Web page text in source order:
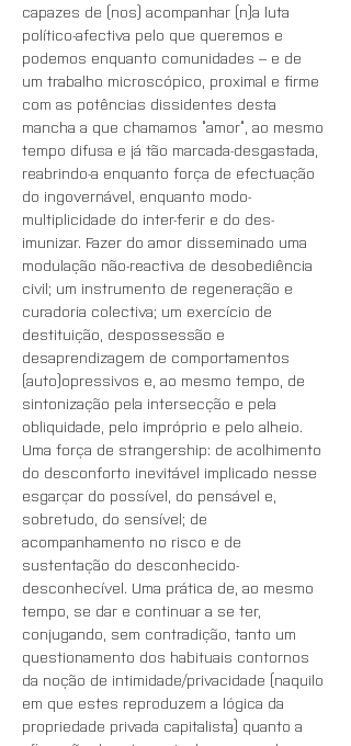
capazes de (nos) acompanhar (n)a luta
político-afectiva pelo que queremos e
podemos enquanto comunidades – e de
um trabalho microscópico, proximal e firme
com as potências dissidentes desta
mancha a que chamamos “amor”, ao mesmo
tempo difusa e já tão marcada-desgastada,
reabrindo-a enquanto força de efectuação
do ingovernável, enquanto modo-
multiplicidade do inter-ferir e do des-
imunizar. Fazer do amor disseminado uma
modulação não-reactiva de desobediência
civil; um instrumento de regeneração e
curadoria colectiva; um exercício de
destituição, despossessão e
desaprendizagem de comportamentos
(auto)opressivos e, ao mesmo tempo, de
sintonização pela intersecção e pela
obliquidade, pelo impróprio e pelo alheio.
Uma força de strangership: de acolhimento
do desconforto inevitável implicado nesse
esgarçar do possível, do pensável e,
sobretudo, do sensível; de
acompanhamento no risco e de
sustentação do desconhecido-
desconhecível. Uma prática de, ao mesmo
tempo, se dar e continuar a se ter,
conjugando, sem contradição, tanto um
questionamento dos habituais contornos
da noção de intimidade/privacidade (naquilo
em que estes reproduzem a lógica da
propriedade privada capitalista) quanto a